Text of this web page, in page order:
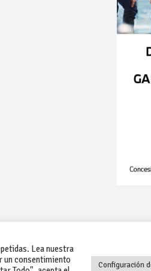
Lea nuestra
un consentimiento
Configuración